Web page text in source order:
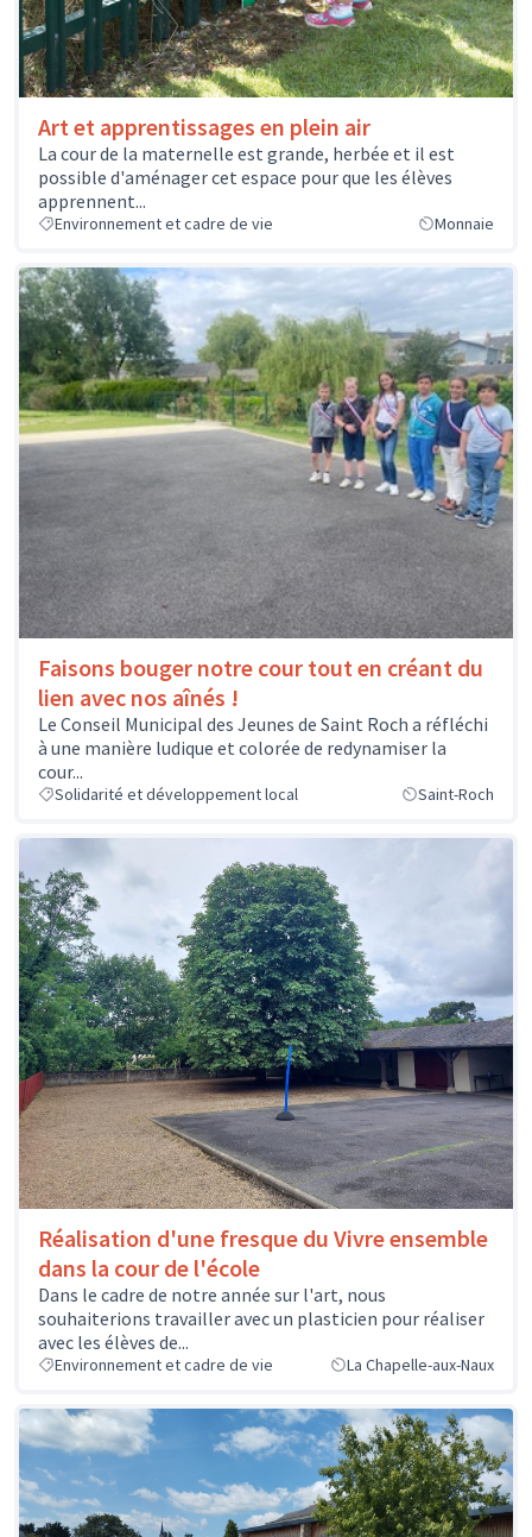
Art et apprentissages en plein air
La cour de la maternelle est grande, herbée et il est
possible d'aménager cet espace pour que les élèves
apprennent...
Environnement et cadre de vie Monnaie
Faisons bouger notre cour tout en créant du
lien avec nos aînés !
Le Conseil Municipal des Jeunes de Saint Roch a réfléchi
à une manière ludique et colorée de redynamiser la
cour...
Solidarité et développement local Saint-Roch
Réalisation d'une fresque du Vivre ensemble
dans la cour de l'école
Dans le cadre de notre année sur l'art, nous
souhaiterions travailler avec un plasticien pour réaliser
avec les élèves de...
Environnement et cadre de vie La Chapelle-aux-Naux